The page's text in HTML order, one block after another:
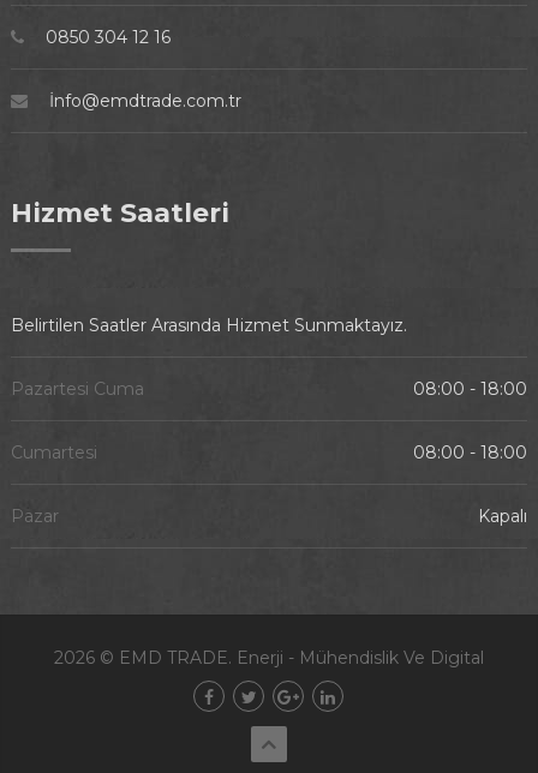
0850 304 12 16
İnfo@emdtrade.com.tr
Hizmet Saatleri
Belirtilen Saatler Arasında Hizmet Sunmaktayız.
Pazartesi Cuma 08:00 - 18:00
Cumartesi 08:00 - 18:00
Pazar Kapalı
2026 © EMD TRADE. Enerji - Mühendislik Ve Digital